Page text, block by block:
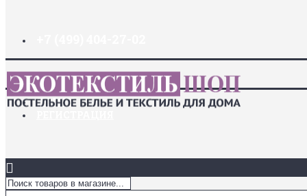
ДОСТАВКА И ОПЛАТА
ЗАКЛАДКИ (0)
ЛОГИН